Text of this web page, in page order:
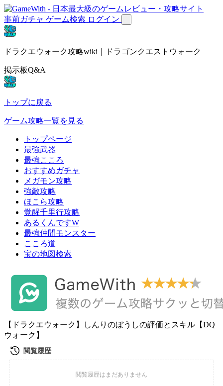
事前ガチャ ゲーム検索 ログイン
ドラクエウォーク攻略wiki｜ドラゴンクエストウォーク
掲示板Q&A
トップに戻る
ゲーム攻略一覧を見る
トップページ
最強武器
最強こころ
おすすめガチャ
メガモン攻略
強敵攻略
ほこら攻略
覚醒千里行攻略
あるくんですW
最強仲間モンスター
こころ道
宝の地図検索
【ドラクエウォーク】しんりのぼうしの評価とスキル【DQ
ウォーク】